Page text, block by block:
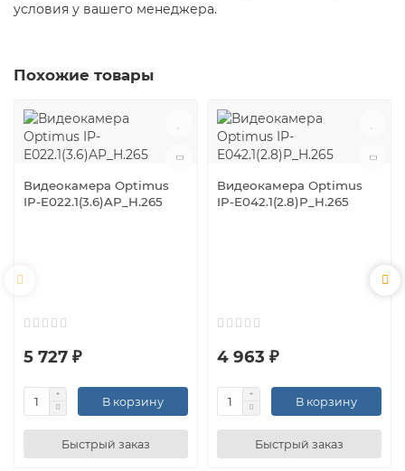
условия у вашего менеджера.
Похожие товары
Видеокамера Optimus
IP-E022.1(3.6)AP_H.265
5 727 ₽
В корзину
Быстрый заказ
Видеокамера Optimus
IP-E042.1(2.8)P_H.265
4 963 ₽
В корзину
Быстрый заказ